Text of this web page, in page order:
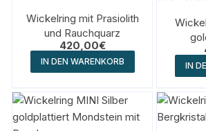
Wickelring mit Prasiolith
und Rauchquarz
420,00€
IN DEN WARENKORB IN